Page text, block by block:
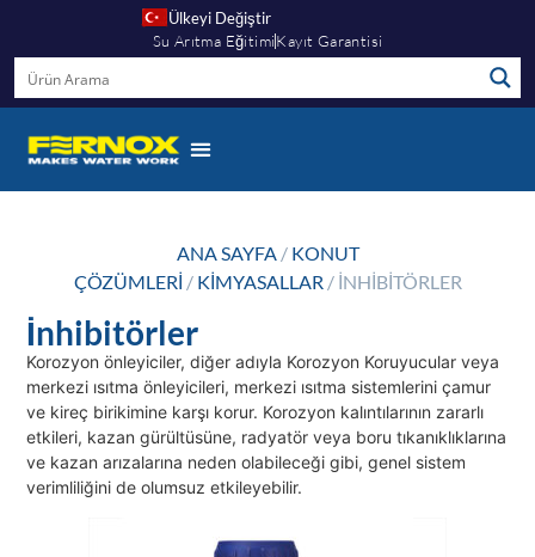
Ülkeyi Değiştir
Su Arıtma EğitimiKayıt Garantisi
ANA SAYFA/ KONUT
ÇÖZÜMLERI / KIMYASALLAR / İNHIBITÖRLER
İnhibitörler
Korozyon önleyiciler, diğer adıyla Korozyon Koruyucular veya
merkezi ısıtma önleyicileri, merkezi ısıtma sistemlerini çamur
ve kireç birikimine karşı korur. Korozyon kalıntılarının zararlı
etkileri, kazan gürültüsüne, radyatör veya boru tıkanıklıklarına
ve kazan arızalarına neden olabileceği gibi, genel sistem
verimliliğini de olumsuz etkileyebilir.